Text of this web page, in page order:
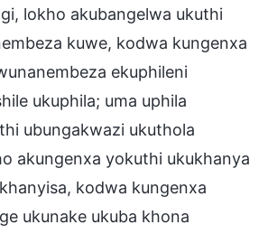
lokho akubangelwa ukuthi
kuwe, kodwa kungenxa
ekuphileni
ukuphila; uma uphila
ubungakwazi ukuthola
akungenxa yokuthi ukukhanya
kodwa kungenxa
ukunake ukuba khona